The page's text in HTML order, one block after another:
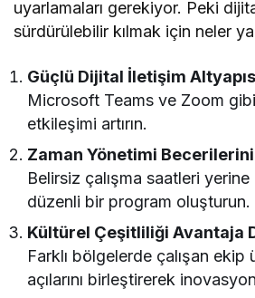
uyarlamaları gerekiyor. Peki
sürdürülebilir kılmak için neler
Güçlü Dijital İletişim
Microsoft Teams ve Zoom
etkileşimi artırın.
Zaman Yönetimi
Belirsiz çalışma saatleri
düzenli bir program oluşturun.
Kültürel Çeşitliliği Avantaja
Farklı bölgelerde çalışan ekip
açılarını birleştirerek